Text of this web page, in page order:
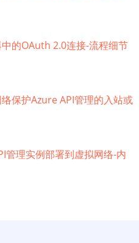
中的OAuth 2.0连接-流程细节
保护Azure API管理的入站或
管理实例部署到虚拟网络-内